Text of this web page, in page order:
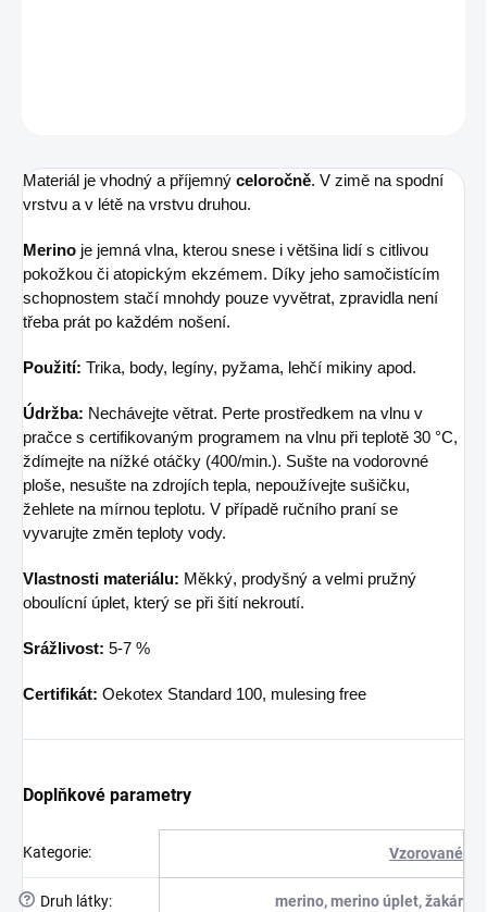
Materiál je vhodný a příjemný celoročně. V zimě na spodní
vrstvu a v létě na vrstvu druhou.
Merino je jemná vlna, kterou snese i většina lidí s citlivou
pokožkou či atopickým ekzémem. Díky jeho samočistícím
schopnostem stačí mnohdy pouze vyvětrat, zpravidla není
třeba prát po každém nošení.
Použití: Trika, body, legíny, pyžama, lehčí mikiny apod.
Údržba: Nechávejte větrat. Perte prostředkem na vlnu v
pračce s certifikovaným programem na vlnu při teplotě 30 °C,
ždímejte na nížké otáčky (400/min.). Sušte na vodorovné
ploše, nesušte na zdrojích tepla, nepoužívejte sušičku,
žehlete na mírnou teplotu. V případě ručního praní se
vyvarujte změn teploty vody.
Vlastnosti materiálu: Měkký, prodyšný a velmi pružný
oboulícní úplet, který se při šití nekroutí.
Srážlivost: 5-7 %
Certifikát: Oekotex Standard 100, mulesing free
Doplňkové parametry
Kategorie: Vzorované
? Druh látky: merino, merino úplet, žakár